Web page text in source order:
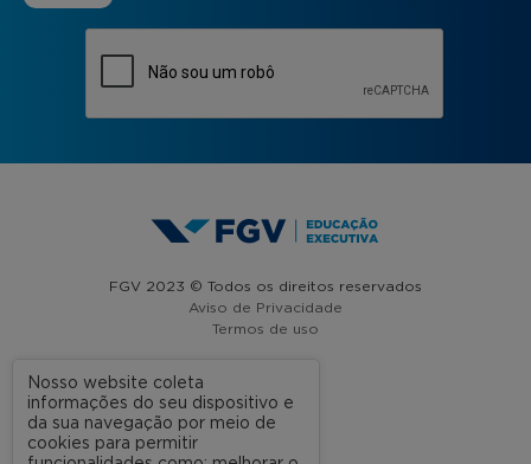
FGV 2023 © Todos os direitos reservados
Aviso de Privacidade
Termos de uso
A FGV
Nosso website coleta
informações do seu dispositivo e
da sua navegação por meio de
cookies para permitir